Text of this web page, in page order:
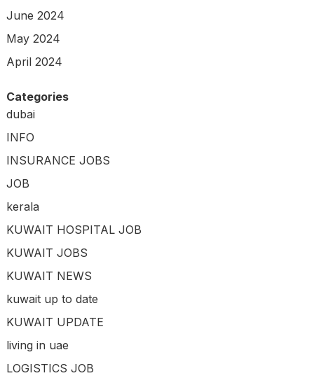
June 2024
May 2024
April 2024
Categories
dubai
INFO
INSURANCE JOBS
JOB
kerala
KUWAIT HOSPITAL JOB
KUWAIT JOBS
KUWAIT NEWS
kuwait up to date
KUWAIT UPDATE
living in uae
LOGISTICS JOB